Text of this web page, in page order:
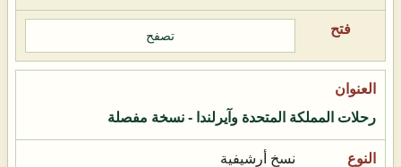
تصفح
رحلات المملكة المتحدة وآيرلندا - نسخة مفصلة
نسخ أرشيفية